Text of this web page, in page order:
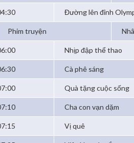
Đường lên đỉnh
Phim truyện
Nhịp đập thể thao
Cà phê sáng
Quà tặng cuộc sống
Cha con vạn dặm
Vị quê